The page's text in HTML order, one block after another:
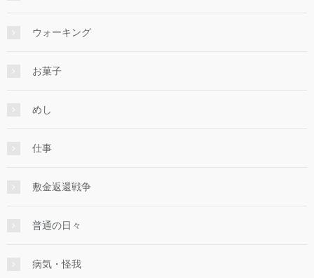
ウォーキング
お菓子
めし
仕事
敷金返還戦争
普通の日々
病気・怪我